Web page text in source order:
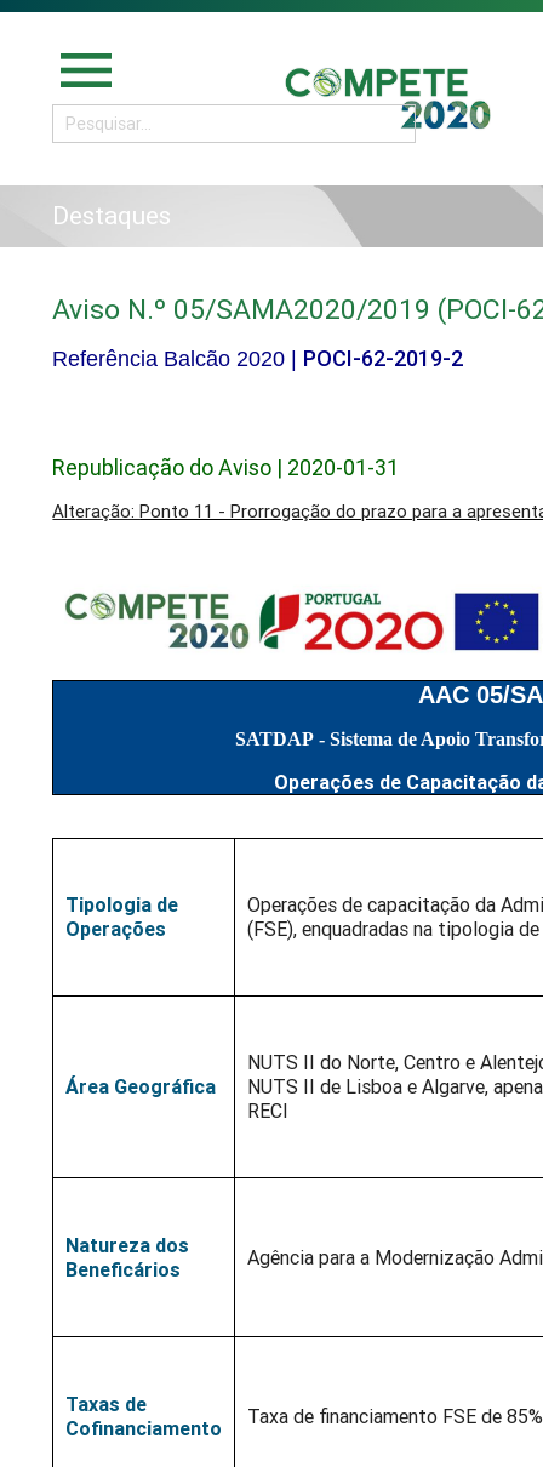
menu
Destaques
Aviso N.º 05/SAMA2020/2019 (POCI-
Referência Balcão 2020 POCI-62-2019-2
Republicação do Aviso | 2020-01-31
Alteração:Ponto 11 - Prorrogação do prazo para a
AAC 05/
SATDAP - Sistema de Apoio
Operações de Capacitação
Tipologia de
Operações
Operações de capacitação da
(FSE), enquadradas na tipologia
Área Geográfica
NUTS II do Norte, Centro e
NUTS II de Lisboa e Algarve,
RECI
Natureza dos
Beneficários
Agência para a Modernização
Taxas de
Cofinanciamento
Taxa de financiamento FSE de